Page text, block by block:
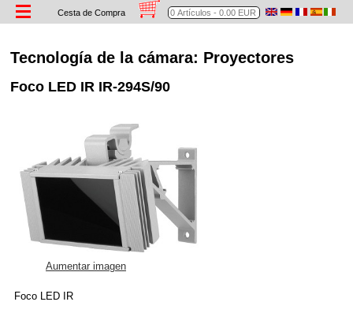
Cesta de Compra
Tecnología de la cámara: Proyectores
Foco LED IR IR-294S/90
Aumentar imagen
Foco LED IR